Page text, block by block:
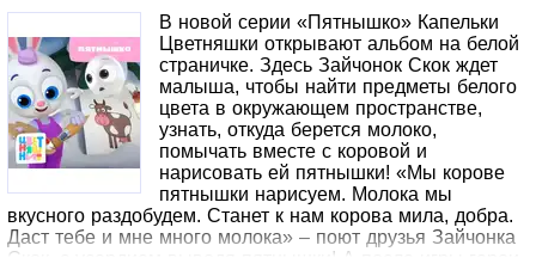
В новой серии «Пятнышко» Капельки
Цветняшки открывают альбом на белой
страничке. Здесь Зайчонок Скок ждет
малыша, чтобы найти предметы белого
цвета в окружающем пространстве,
узнать, откуда берется молоко,
помычать вместе с коровой и
нарисовать ей пятнышки! «Мы корове
пятнышки нарисуем. Молока мы
вкусного раздобудем. Станет к нам корова мила, добра.
Даст тебе и мне много молока» – поют друзья Зайчонка
Скок, с усердием выводя пятнышки! А после игры герои